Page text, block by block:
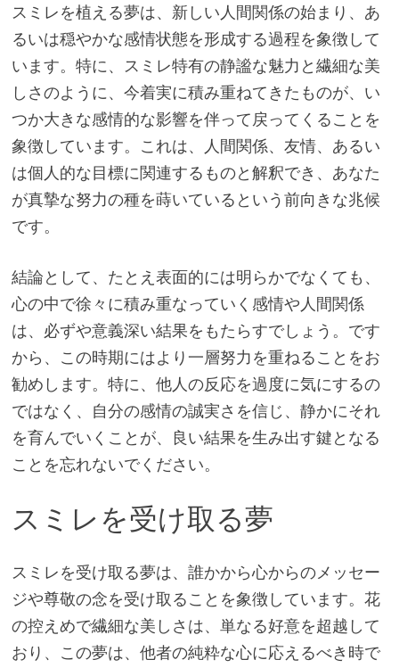
スミレを植える夢は、新しい人間関係の始まり、あ
るいは穏やかな感情状態を形成する過程を象徴して
います。特に、スミレ特有の静謐な魅力と繊細な美
しさのように、今着実に積み重ねてきたものが、い
つか大きな感情的な影響を伴って戻ってくることを
象徴しています。これは、人間関係、友情、あるい
は個人的な目標に関連するものと解釈でき、あなた
が真摯な努力の種を蒔いているという前向きな兆候
です。
結論として、たとえ表面的には明らかでなくても、
心の中で徐々に積み重なっていく感情や人間関係
は、必ずや意義深い結果をもたらすでしょう。です
から、この時期にはより一層努力を重ねることをお
勧めします。特に、他人の反応を過度に気にするの
ではなく、自分の感情の誠実さを信じ、静かにそれ
を育んでいくことが、良い結果を生み出す鍵となる
ことを忘れないでください。
スミレを受け取る夢
スミレを受け取る夢は、誰かから心からのメッセー
ジや尊敬の念を受け取ることを象徴しています。花
の控えめで繊細な美しさは、単なる好意を超越して
おり、この夢は、他者の純粋な心に応えるべき時で